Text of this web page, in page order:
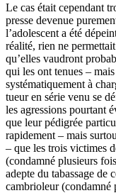
Le cas était cependant
presse devenue
l’adolescent a été
réalité, rien ne
qu’elles vaudront
qui les ont tenues –
systématiquement à
tueur en série venu se
les agressions pourtant
que leur pédigrée
rapidement – mais
– que les trois victimes
(condamné plusieurs
adepte du tabassage de
cambrioleur (condamné